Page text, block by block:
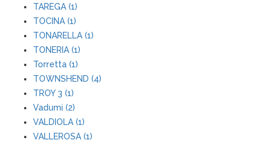
TAREGA (1)
TOCINA (1)
TONARELLA (1)
TONERIA (1)
Torretta (1)
TOWNSHEND (4)
TROY 3 (1)
Vadumi (2)
VALDIOLA (1)
VALLEROSA (1)